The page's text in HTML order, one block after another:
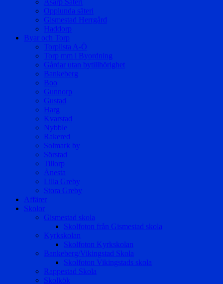
Åsarp Säteri
Opplunda säteri
Gismestad Herrgård
Haddorp
Byar och Torp
Torplista A-Ö
Torp mm i Byordning
Gårdar utan bytillhörighet
Bankeberg
Boo
Gunnorp
Gustad
Harg
Kvarstad
Nybble
Rakered
Solmark by
Sörstad
Tillorp
Ånesta
Lilla Greby
Stora Greby
Affärer
Skolor
Gismestad skola
Skolfoton från Gismestad skola
Kyrkskolan
Skolfoton Kyrkskolan
Bankeberg/Vikingstad Skola
Skolfoton Vikingstads skola
Rappestad Skola
Skolkök